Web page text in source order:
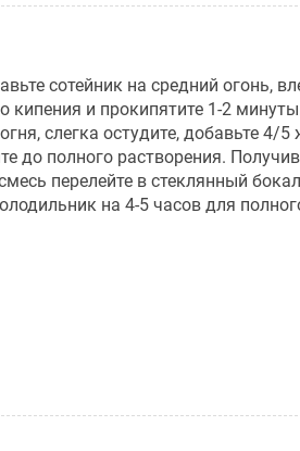
сотейник на средний огонь,
кипения и прокипятите 1-2
слегка остудите, добавьте 4/5
до полного растворения.
перелейте в стеклянный
на 4-5 часов для